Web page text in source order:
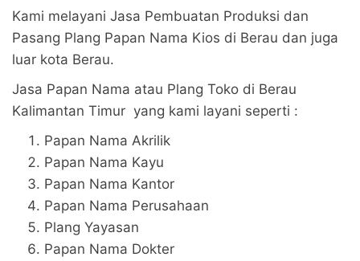
Kami melayani Jasa Pembuatan Produksi dan
Pasang Plang Papan Nama Kios di Berau dan juga
luar kota Berau.
Jasa Papan Nama atau Plang Toko di Berau
Kalimantan Timur yang kami layani seperti :
Papan Nama Akrilik
Papan Nama Kayu
Papan Nama Kantor
Papan Nama Perusahaan
Plang Yayasan
Papan Nama Dokter